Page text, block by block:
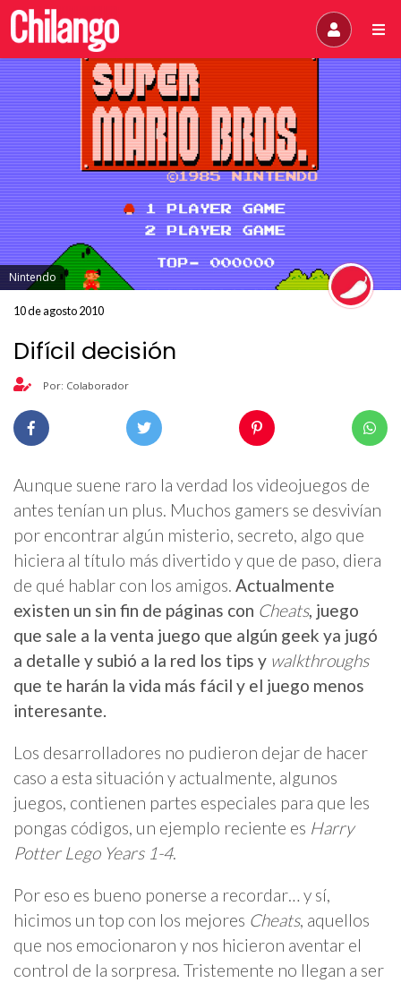
Nintendo
10 de agosto 2010
Difícil decisión
Por: Colaborador
Aunque suene raro la verdad los videojuegos de
antes tenían un plus. Muchos gamers se desvivían
por encontrar algún misterio, secreto, algo que
hiciera al título más divertido y que de paso, diera
de qué hablar con los amigos. Actualmente
existen un sin fin de páginas con Cheats, juego
que sale a la venta juego que algún geek ya jugó
a detalle y subió a la red los tips y walkthroughs
que te harán la vida más fácil y el juego menos
interesante.
Los desarrolladores no pudieron dejar de hacer
caso a esta situación y actualmente, algunos
juegos, contienen partes especiales para que les
pongas códigos, un ejemplo reciente es Harry
Potter Lego Years 1-4.
Por eso es bueno ponerse a recordar… y sí,
hicimos un top con los mejores Cheats, aquellos
que nos emocionaron y nos hicieron aventar el
control de la sorpresa. Tristemente no llegan a ser